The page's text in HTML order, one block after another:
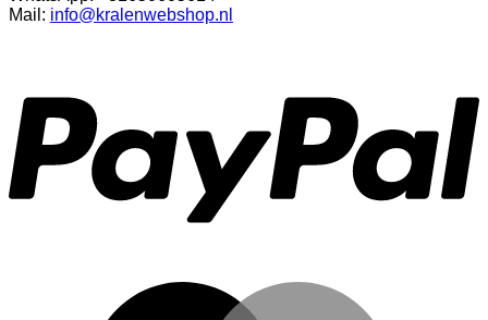
Mail: info@kralenwebshop.nl